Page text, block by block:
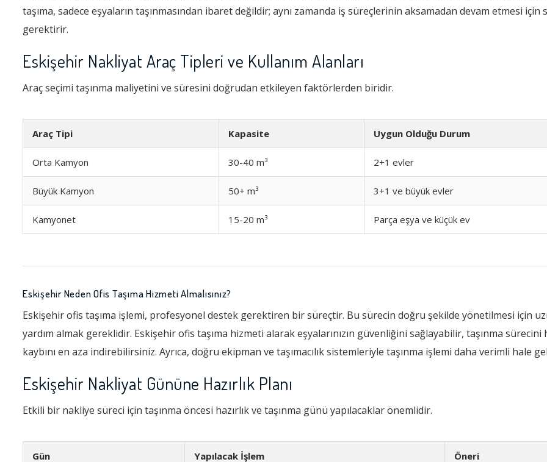
taşıma, sadece eşyaların taşınmasından ibaret değildir; aynı zamanda iş süreçlerinin aksamadan devam etmesi
gerektirir.
Eskişehir Nakliyat Araç Tipleri ve Kullanım Alanları
Araç seçimi taşınma maliyetini ve süresini doğrudan etkileyen faktörlerden biridir.
Araç Tipi Kapasite Uygun Olduğu Durum
Orta Kamyon 30-40 m³ 2+1 evler
Büyük Kamyon 50+ m³ 3+1 ve büyük evler
Kamyonet 15-20 m³ Parça eşya ve küçük ev
Eskişehir Neden Ofis Taşıma Hizmeti Almalısınız?
Eskişehir ofis taşıma işlemi, profesyonel destek gerektiren bir süreçtir. Bu sürecin doğru şekilde yönetilmesi için
yardım almak gereklidir. Eskişehir ofis taşıma hizmeti alarak eşyalarınızın güvenliğini sağlayabilir, taşınma sürecini
kaybını en aza indirebilirsiniz. Ayrıca, doğru ekipman ve taşımacılık sistemleriyle taşınma işlemi daha verimli hale
Eskişehir Nakliyat Gününe Hazırlık Planı
Etkili bir nakliye süreci için taşınma öncesi hazırlık ve taşınma günü yapılacaklar önemlidir.
Gün Yapılacak İşlem Öneri